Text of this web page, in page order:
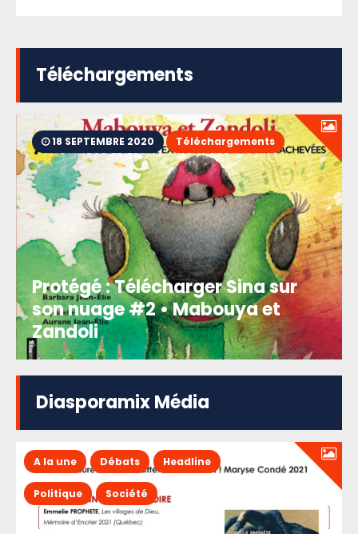
Téléchargements
18 SEPTEMBRE 2020 Téléchargements
Protégé : Télécharger Sina sur
son nuage #2 • Mabouya et
Zandoli
Diasporamix Média
A la une Débats
Politique